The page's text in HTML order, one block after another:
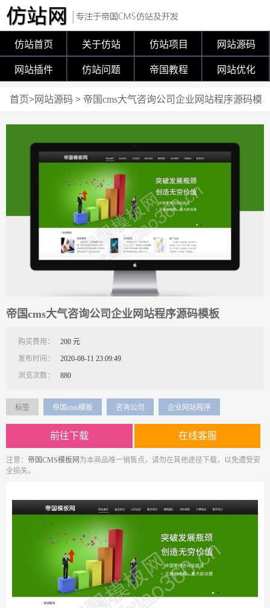
仿站首页 关于仿站 仿站项目 网站源码
网站插件 仿站问题 帝国教程 网站优化
首页>网站源码 > 帝国cms大气咨询公司企业网站程序源码模
板
帝国cms大气咨询公司企业网站程序源码模板
购买费用：
200 元
发布时间：
2020-08-11 23:09:49
浏览次数：
880
标签 帝国cms模板 咨询公司 企业网站程序
前往下载 在线客服
注意： 帝国CMS模板网 为本商品唯一销售点，请勿在其他途径下载，以免遭受安
全损失。